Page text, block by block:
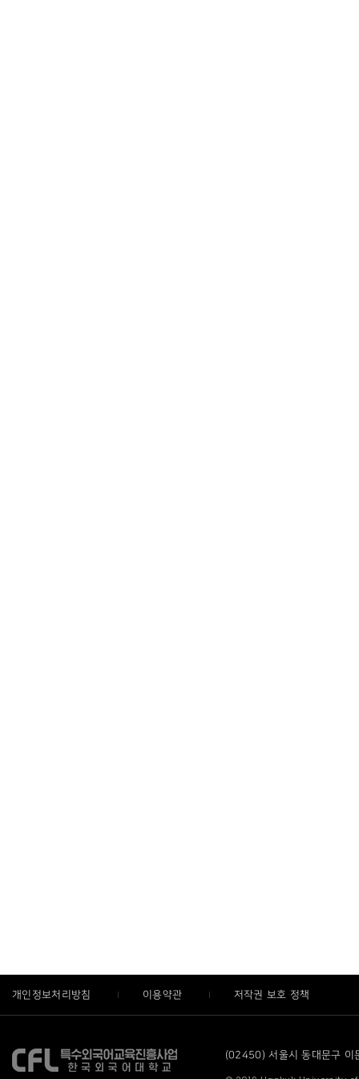
개인정보처리방침 이용약관 저작권 보호 정책
(02450) 서울시 동대문구